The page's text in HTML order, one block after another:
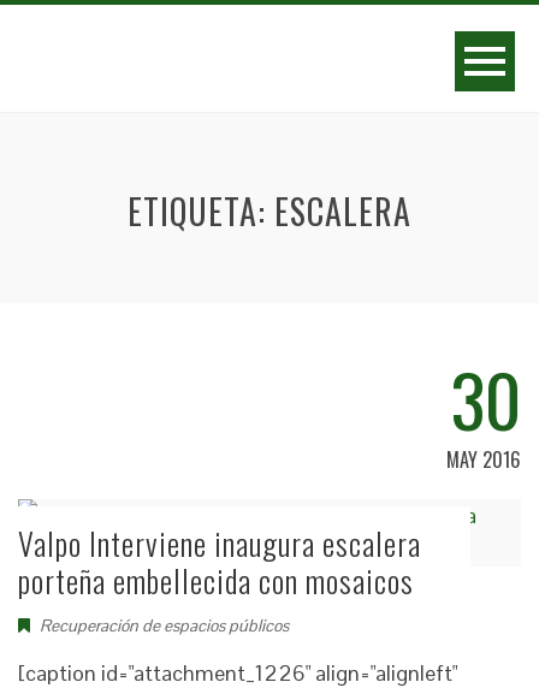
ETIQUETA: ESCALERA
30
MAY 2016
Valpo Interviene inaugura escalera
porteña embellecida con mosaicos
Recuperación de espacios públicos
[caption id="attachment_1226" align="alignleft"